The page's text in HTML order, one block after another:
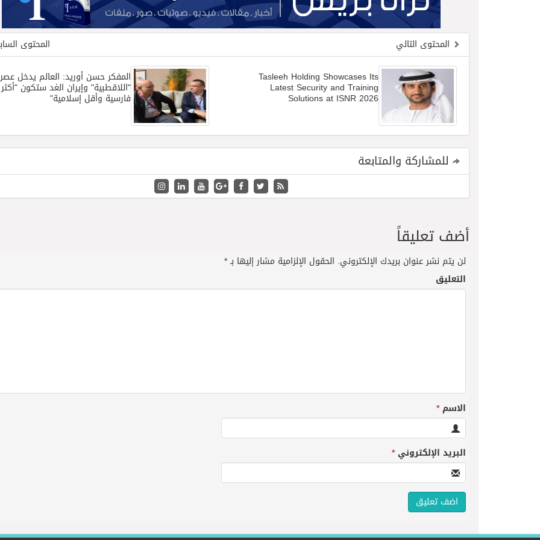
المحتوى
المحتوى التالي
المفكر حسن أوريد: العالم يدخل عصر
"اللاقطبية" وإيران الغد ستكون "أكثر
فارسية وأقل إسلامية"
Tasleeh Holding Showcases Its
Latest Security and Training
Solutions at ISNR 2026
للمشاركة والمتابعة
أضف تعليقاً
لن يتم نشر عنوان بريدك الإلكتروني. الحقول الإلزامية مشار إليها بـ*
التعليق
الاسم*
البريد الإلكتروني*